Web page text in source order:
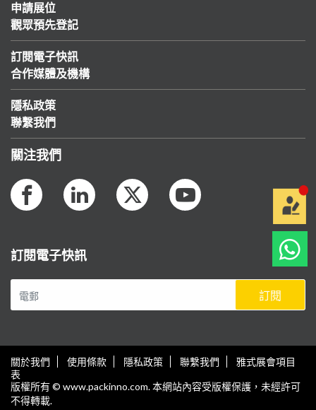
申請展位
觀眾預先登記
訂閱電子快訊
合作媒體及機構
隱私政策
聯繫我們
關注我們
訂閱電子快訊
訂閱
關於我們 使用條款 隱私政策 聯繫我們
雅式展會項目
表
版權所有 © www.packinno.com. 本網站內容受版權保護，未經許可
不得轉載.